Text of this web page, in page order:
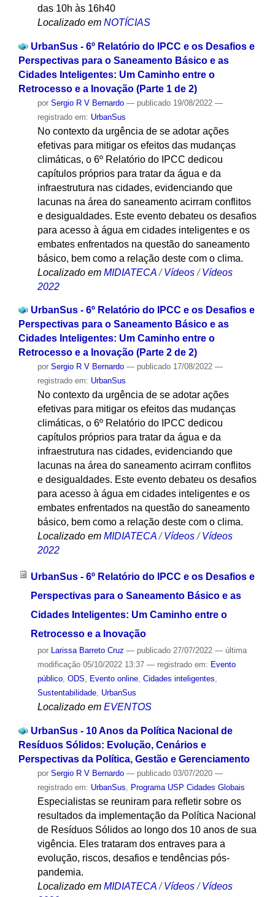
das 10h às 16h40
Localizado em NOTÍCIAS
UrbanSus - 6º Relatório do IPCC e os Desafios e
Perspectivas para o Saneamento Básico e as
Cidades Inteligentes: Um Caminho entre o
Retrocesso e a Inovação (Parte 1 de 2)
por Sergio R V Bernardo — publicado19/08/2022 —
registrado em: UrbanSus
No contexto da urgência de se adotar ações
efetivas para mitigar os efeitos das mudanças
climáticas, o 6º Relatório do IPCC dedicou
capítulos próprios para tratar da água e da
infraestrutura nas cidades, evidenciando que
lacunas na área do saneamento acirram conflitos
e desigualdades. Este evento debateu os desafios
para acesso à água em cidades inteligentes e os
embates enfrentados na questão do saneamento
básico, bem como a relação deste com o clima.
Localizado em MIDIATECA /Vídeos /Vídeos
2022
UrbanSus - 6º Relatório do IPCC e os Desafios e
Perspectivas para o Saneamento Básico e as
Cidades Inteligentes: Um Caminho entre o
Retrocesso e a Inovação (Parte 2 de 2)
por Sergio R V Bernardo — publicado17/08/2022 —
registrado em: UrbanSus
No contexto da urgência de se adotar ações
efetivas para mitigar os efeitos das mudanças
climáticas, o 6º Relatório do IPCC dedicou
capítulos próprios para tratar da água e da
infraestrutura nas cidades, evidenciando que
lacunas na área do saneamento acirram conflitos
e desigualdades. Este evento debateu os desafios
para acesso à água em cidades inteligentes e os
embates enfrentados na questão do saneamento
básico, bem como a relação deste com o clima.
Localizado em MIDIATECA /Vídeos /Vídeos
2022
UrbanSus - 6º Relatório do IPCC e os Desafios e
Perspectivas para o Saneamento Básico e as
Cidades Inteligentes: Um Caminho entre o
Retrocesso e a Inovação
por Larissa Barreto Cruz — publicado27/07/2022 — última
modificação05/10/2022 13:37 — registrado em: Evento
público, ODS, Evento online, Cidades inteligentes,
Sustentabilidade, UrbanSus
Localizado em EVENTOS
UrbanSus - 10 Anos da Política Nacional de
Resíduos Sólidos: Evolução, Cenários e
Perspectivas da Política, Gestão e Gerenciamento
por Sergio R V Bernardo — publicado03/07/2020 —
registrado em: UrbanSus Programa USP Cidades Globais
Especialistas se reuniram para refletir sobre os
resultados da implementação da Política Nacional
de Resíduos Sólidos ao longo dos 10 anos de sua
vigência. Eles trataram dos entraves para a
evolução, riscos, desafios e tendências pós-
pandemia.
Localizado em MIDIATECA /Vídeos /Vídeos